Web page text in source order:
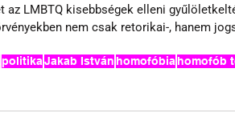
az LMBTQ kisebbségek elleni
nem csak retorikai-, hanem
politikaJakab Istvánhomofóbiahomofób